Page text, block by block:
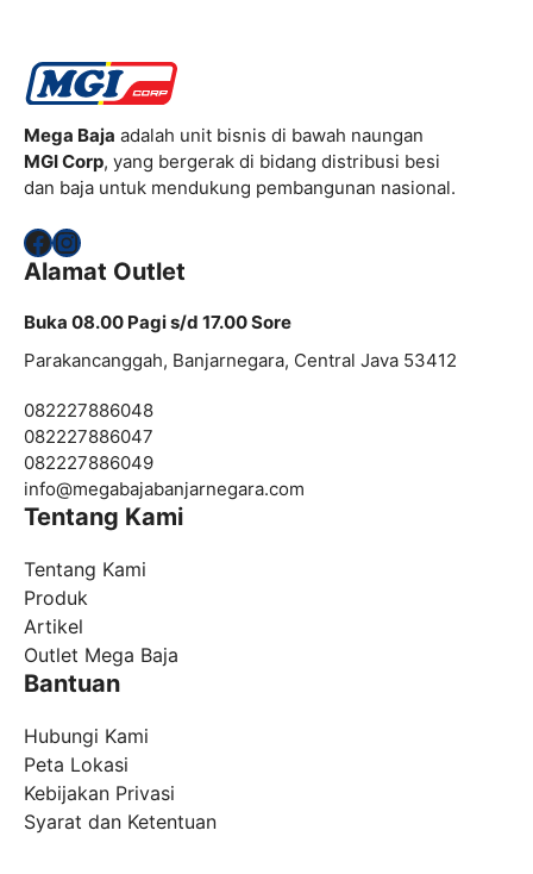
Mega Baja adalah unit bisnis di bawah naungan
MGI Corp, yang bergerak di bidang distribusi besi
dan baja untuk mendukung pembangunan nasional.
Facebook
Instagram
Alamat Outlet
Buka 08.00 Pagi s/d 17.00 Sore
Parakancanggah, Banjarnegara, Central Java 53412
082227886048
082227886047
082227886049
info@megabajabanjarnegara.com
Tentang Kami
Tentang Kami
Produk
Artikel
Outlet Mega Baja
Bantuan
Hubungi Kami
Peta Lokasi
Kebijakan Privasi
Syarat dan Ketentuan